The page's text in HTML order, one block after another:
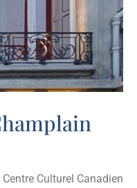
Culturel Canadien